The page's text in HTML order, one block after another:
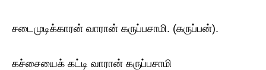
சடைமுடிக்காரன் வாரான் கருப்பசாமி. (கருப்பன்).
கச்சையைக் கட்டி வாரான் கருப்பசாமி